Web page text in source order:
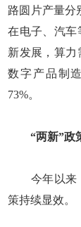
路圆片产量分
在电子、汽车
新发展，算力
数字产品制
73%。
“两新”政
今年以来，
策持续显效。